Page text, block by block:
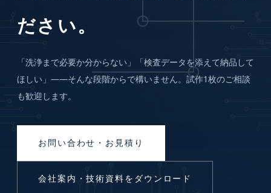
ださい。
「洗浄まで必要か分からない」「検査データを添えて納品して
ほしい」——そんな段階からで構いません。試作1枚のご相談
も歓迎します。
お問い合わせ・お見積り
会社案内・技術資料をダウンロード